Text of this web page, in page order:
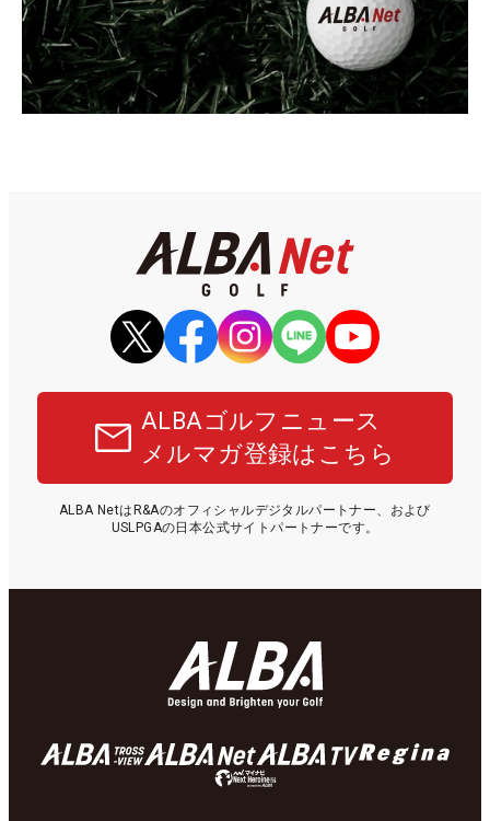
ALBAゴルフニュース
メルマガ登録はこちら
ALBA NetはR&Aのオフィシャルデジタルパートナー、および
USLPGAの日本公式サイトパートナーです。